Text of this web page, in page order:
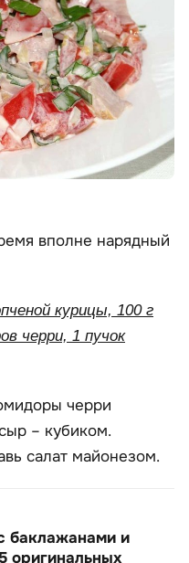
вполне нарядный
курицы, 100 г
черри, 1 пучок
черри
– кубиком.
салат майонезом.
баклажанами и
оригинальных